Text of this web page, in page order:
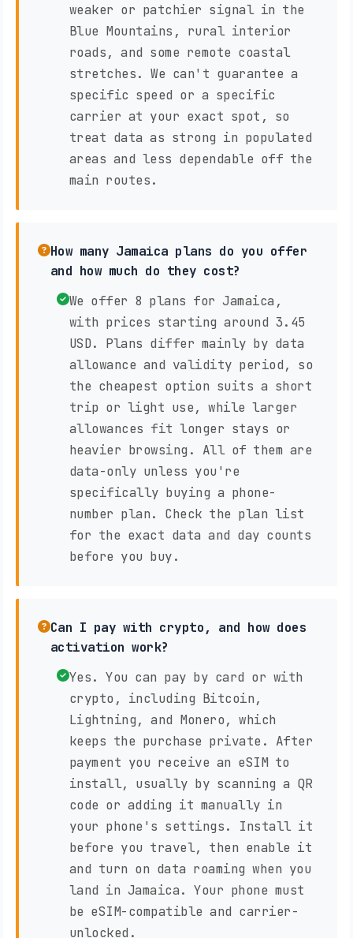
weaker or patchier signal in the
Blue Mountains, rural interior
roads, and some remote coastal
stretches. We can't guarantee a
specific speed or a specific
carrier at your exact spot, so
treat data as strong in populated
areas and less dependable off the
main routes.
How many Jamaica plans do you offer
and how much do they cost?
We offer 8 plans for Jamaica,
with prices starting around 3.45
USD. Plans differ mainly by data
allowance and validity period, so
the cheapest option suits a short
trip or light use, while larger
allowances fit longer stays or
heavier browsing. All of them are
data-only unless you're
specifically buying a phone-
number plan. Check the plan list
for the exact data and day counts
before you buy.
Can I pay with crypto, and how does
activation work?
Yes. You can pay by card or with
crypto, including Bitcoin,
Lightning, and Monero, which
keeps the purchase private. After
payment you receive an eSIM to
install, usually by scanning a QR
code or adding it manually in
your phone's settings. Install it
before you travel, then enable it
and turn on data roaming when you
land in Jamaica. Your phone must
be eSIM-compatible and carrier-
unlocked.